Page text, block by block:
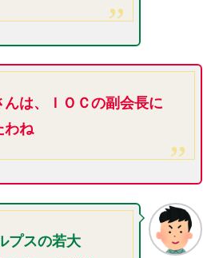
んは、ＩＯＣの副会長に
わね
プスの若大